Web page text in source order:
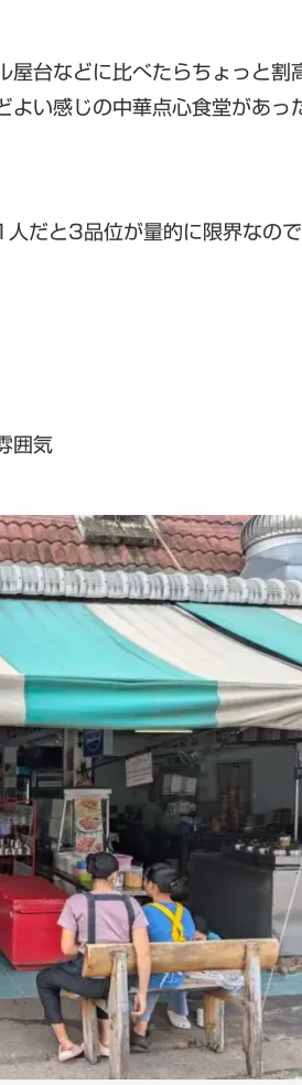
台などに比べたらちょっと割
い感じの中華点心食堂があっ
だと3品位が量的に限界なの
囲気